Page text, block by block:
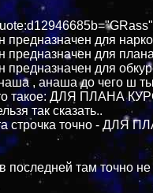
предназначен для
предназначен для
предназначен для
, анаша до чего ш
такое: ДЛЯ ПЛАНА
так сказать..
строчка точно - ДЛЯ
последней там точно